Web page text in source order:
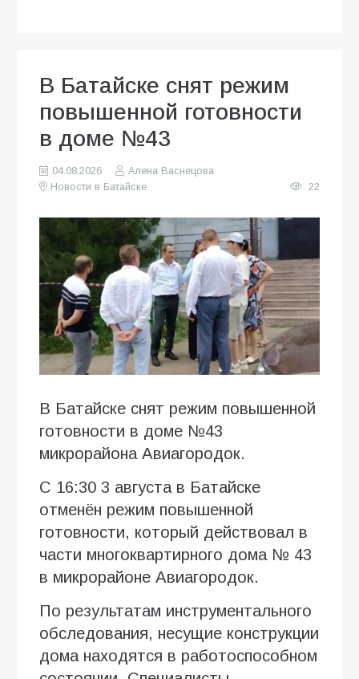
В Батайске снят режим
повышенной готовности
в доме №43
04.08.2026
Алена Васнецова
Новости в Батайске
22
В Батайске снят режим повышенной
готовности в доме №43
микрорайона Авиагородок.
С 16:30 3 августа в Батайске
отменён режим повышенной
готовности, который действовал в
части многоквартирного дома № 43
в микрорайоне Авиагородок.
По результатам инструментального
обследования, несущие конструкции
дома находятся в работоспособном